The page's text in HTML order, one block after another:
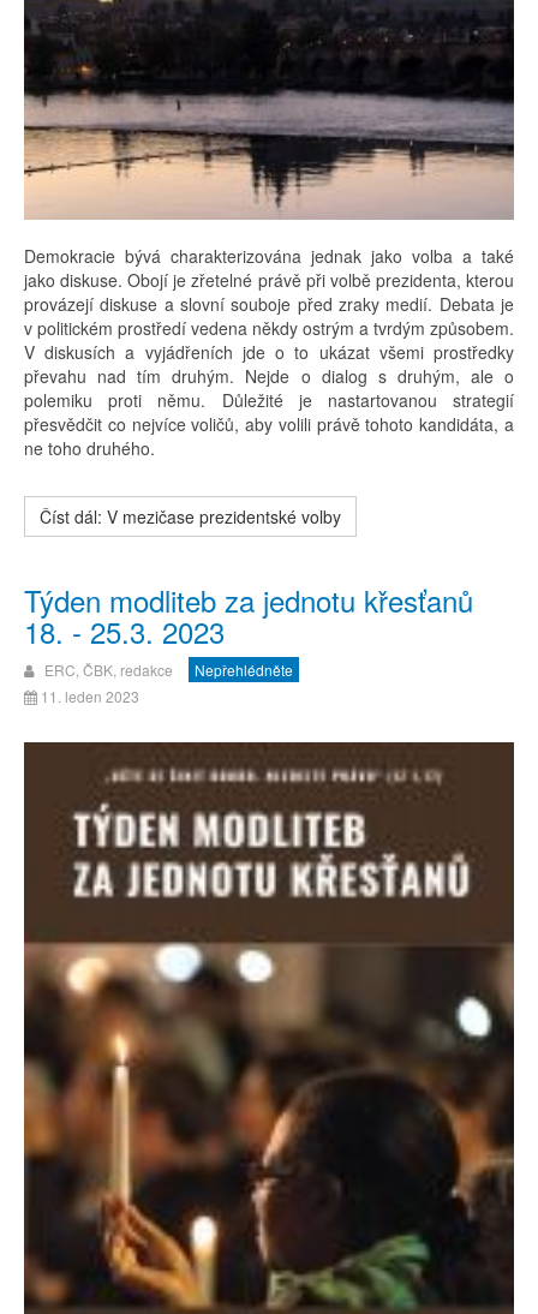
Demokracie bývá charakterizována jednak jako volba a také
jako diskuse. Obojí je zřetelné právě při volbě prezidenta, kterou
provázejí diskuse a slovní souboje před zraky medií. Debata je
v politickém prostředí vedena někdy ostrým a tvrdým způsobem.
V diskusích a vyjádřeních jde o to ukázat všemi prostředky
převahu nad tím druhým. Nejde o dialog s druhým, ale o
polemiku proti němu. Důležité je nastartovanou strategií
přesvědčit co nejvíce voličů, aby volili právě tohoto kandidáta, a
ne toho druhého.
Číst dál: V mezičase prezidentské volby
Týden modliteb za jednotu křesťanů
18. - 25.3. 2023
ERC, ČBK, redakce
Nepřehlédněte
11. leden 2023